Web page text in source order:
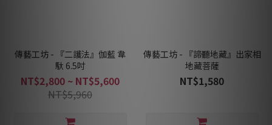
傳藝工坊 - 『二護法』伽藍 韋
馱 6.5吋
NT$2,800 ~ NT$5,600
NT$5,960
傳藝工坊 - 『諦聽地藏』出家相
地藏菩薩
NT$1,580